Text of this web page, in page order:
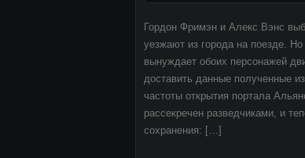
Гордон Фримэн и Алекс Вэнс
уезжают из города на поезде.
вынуждает обоих персонажей
доставить данные полученные
частоты открытия портала
рассекречен разведчиками, и
сохранения: […]